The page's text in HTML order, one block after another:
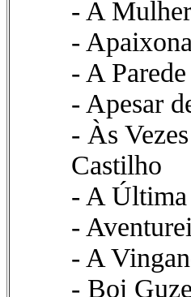
- A
-
- A
- Apesar
- Às
Castilho
- A
-
- A
- Boi